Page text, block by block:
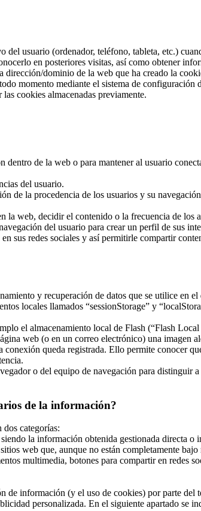
del usuario (ordenador, teléfono, tableta, etc.)
en posteriores visitas, así como obtener
dominio de la web que ha creado la
momento mediante el sistema de
cookies almacenadas previamente.
de la web o para mantener al usuario
del usuario.
de la procedencia de los usuarios y su
la web, decidir el contenido o la frecuencia de los
del usuario para crear un perfil de sus
sus redes sociales y así permitirle compartir
y recuperación de datos que se utilice en
locales llamados “sessionStorage” y
el almacenamiento local de Flash (“Flash
web (o en un correo electrónico) una
queda registrada. Ello permite conocer
o del equipo de navegación para distinguir
de la información?
categorías:
la información obtenida gestionada directa o
web que, aunque no están completamente
multimedia, botones para compartir en redes
información (y el uso de cookies) por parte
personalizada. En el siguiente apartado se